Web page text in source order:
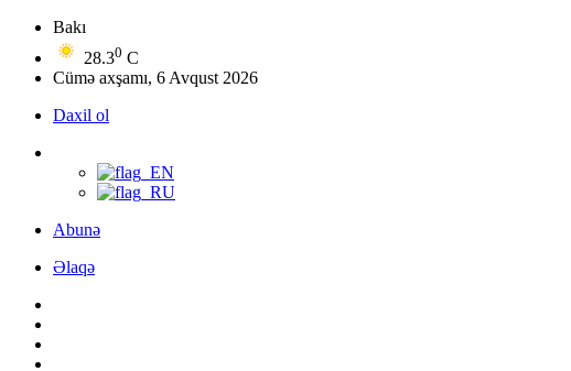
Bakı
28.30 C
Cümə axşamı, 6 Avqust 2026
Daxil ol
Abunə
Əlaqə